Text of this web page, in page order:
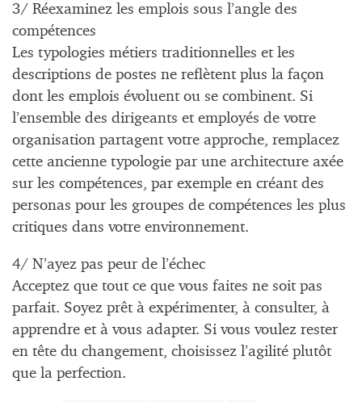
3/ Réexaminez les emplois sous l’angle des
compétences
Les typologies métiers traditionnelles et les
descriptions de postes ne reflètent plus la façon
dont les emplois évoluent ou se combinent. Si
l’ensemble des dirigeants et employés de votre
organisation partagent votre approche, remplacez
cette ancienne typologie par une architecture axée
sur les compétences, par exemple en créant des
personas pour les groupes de compétences les plus
critiques dans votre environnement.
4/ N’ayez pas peur de l’échec
Acceptez que tout ce que vous faites ne soit pas
parfait. Soyez prêt à expérimenter, à consulter, à
apprendre et à vous adapter. Si vous voulez rester
en tête du changement, choisissez l’agilité plutôt
que la perfection.